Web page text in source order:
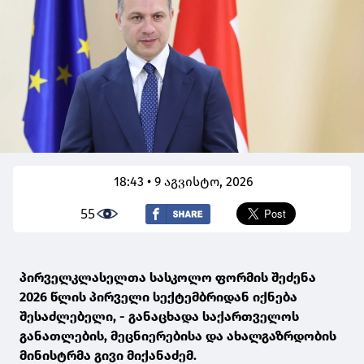
18:43 • 9 აგვისტო, 2026
55
პირველკლასელთა სასკოლო ფორმის შეძენა
2026 წლის პირველი სექტემბრიდან იქნება
შესაძლებელი, - განაცხადა საქართველოს
განათლების, მეცნიერებისა და ახალგაზრდობის
მინისტრმა გივი მიქანაძემ.